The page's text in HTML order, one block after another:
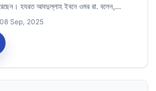
হযরত আবদুল্লাহ ইবনে ওমর রা. বলেন,...
08 Sep, 2025